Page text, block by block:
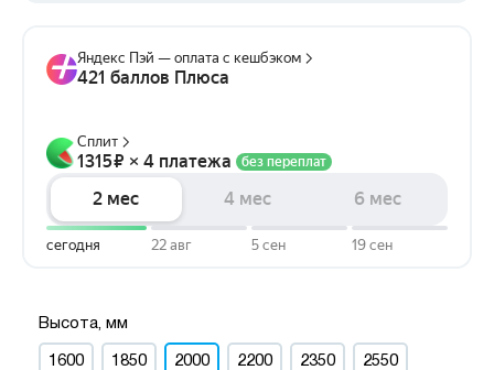
Высота, мм
1600 1850 2000 2200 2350 2550